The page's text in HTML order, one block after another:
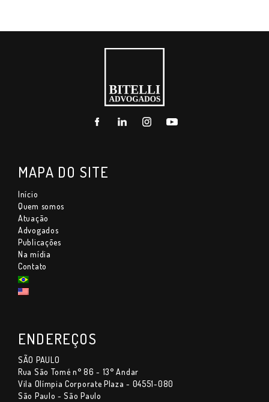
MAPA DO SITE
Início
Quem somos
Atuação
Advogados
Publicações
Na mídia
Contato
ENDEREÇOS
SÃO PAULO
Rua São Tomé n° 86 - 13° Andar
Vila Olímpia Corporate Plaza - 04551-080
São Paulo - São Paulo